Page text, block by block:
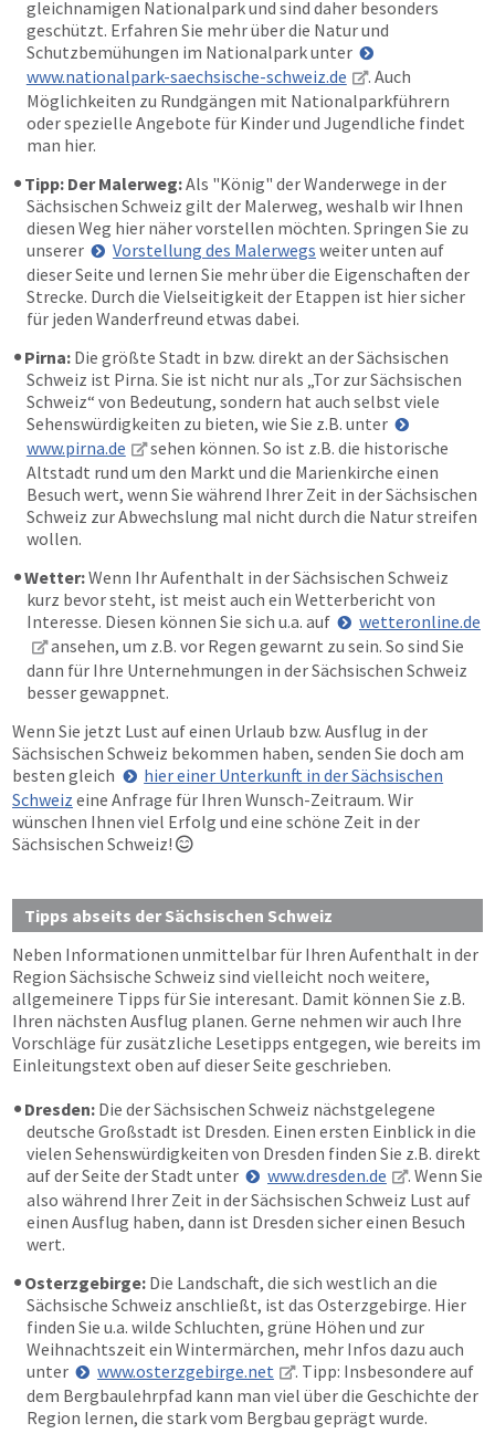
gleichnamigen Nationalpark und sind daher besonders
geschützt. Erfahren Sie mehr über die Natur und
Schutzbemühungen im Nationalpark unter
www.nationalpark-saechsische-schweiz.de
. Auch
Möglichkeiten zu Rundgängen mit Nationalparkführern
oder spezielle Angebote für Kinder und Jugendliche findet
man hier.
Tipp: Der Malerweg:Als "König" der Wanderwege in der
Sächsischen Schweiz gilt der Malerweg, weshalb wir Ihnen
diesen Weg hier näher vorstellen möchten. Springen Sie zu
unserer
Vorstellung des Malerwegs weiter unten auf
dieser Seite und lernen Sie mehr über die Eigenschaften der
Strecke. Durch die Vielseitigkeit der Etappen ist hier sicher
für jeden Wanderfreund etwas dabei.
Pirna: Die größte Stadt in bzw. direkt an der Sächsischen
Schweiz ist Pirna. Sie ist nicht nur als „Tor zur Sächsischen
Schweiz“ von Bedeutung, sondern hat auch selbst viele
Sehenswürdigkeiten zu bieten, wie Sie z.B. unter
www.pirna.de
sehen können. So ist z.B. die historische
Altstadt rund um den Markt und die Marienkirche einen
Besuch wert, wenn Sie während Ihrer Zeit in der Sächsischen
Schweiz zur Abwechslung mal nicht durch die Natur streifen
wollen.
Wetter:Wenn Ihr Aufenthalt in der Sächsischen Schweiz
kurz bevor steht, ist meist auch ein Wetterbericht von
Interesse. Diesen können Sie sich u.a. auf
wetteronline.de
ansehen, um z.B. vor Regen gewarnt zu sein. So sind Sie
dann für Ihre Unternehmungen in der Sächsischen Schweiz
besser gewappnet.
Wenn Sie jetzt Lust auf einen Urlaub bzw. Ausflug in der
Sächsischen Schweiz bekommen haben, senden Sie doch am
besten gleich
hier einer Unterkunft in der Sächsischen
Schweiz eine Anfrage für Ihren Wunsch-Zeitraum. Wir
wünschen Ihnen viel Erfolg und eine schöne Zeit in der
Sächsischen Schweiz! 
Tipps abseits der Sächsischen Schweiz
Neben Informationen unmittelbar für Ihren Aufenthalt in der
Region Sächsische Schweiz sind vielleicht noch weitere,
allgemeinere Tipps für Sie interesant. Damit können Sie z.B.
Ihren nächsten Ausflug planen. Gerne nehmen wir auch Ihre
Vorschläge für zusätzliche Lesetipps entgegen, wie bereits im
Einleitungstext oben auf dieser Seite geschrieben.
Dresden: Die der Sächsischen Schweiz nächstgelegene
deutsche Großstadt ist Dresden. Einen ersten Einblick in die
vielen Sehenswürdigkeiten von Dresden finden Sie z.B. direkt
auf der Seite der Stadt unter
www.dresden.de
. Wenn Sie
also während Ihrer Zeit in der Sächsischen Schweiz Lust auf
einen Ausflug haben, dann ist Dresden sicher einen Besuch
wert.
Osterzgebirge: Die Landschaft, die sich westlich an die
Sächsische Schweiz anschließt, ist das Osterzgebirge. Hier
finden Sie u.a. wilde Schluchten, grüne Höhen und zur
Weihnachtszeit ein Wintermärchen, mehr Infos dazu auch
unter
www.osterzgebirge.net
. Tipp: Insbesondere auf
dem Bergbaulehrpfad kann man viel über die Geschichte der
Region lernen, die stark vom Bergbau geprägt wurde.